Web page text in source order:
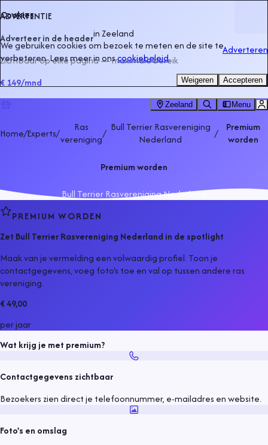
ADVERTENTIE
Adverteer in de headerinZeeland
Zichtbaar op elke pagina — maximale bereik
€ 149/mnd
Adverteren
Zeeland Menu
Home/Experts/
Ras
vereniging/ Bull Terrier Rasvereniging
Nederland
/
Premium
worden
Premium worden
Bull Terrier Rasvereniging Nederland
PREMIUM WORDEN
Zet Bull Terrier Rasvereniging Nederland in de spotlight
Maak van je vermelding een volwaardig profiel. Toon je
contactgegevens, voeg foto's toe en val op tussen andereras
vereniging.
€ 49,00
per jaar
Wat krijg je met premium?
Contactgegevens zichtbaar
Bezoekers zien direct je telefoonnummer, e-mailadres en website.
Foto's en omslag
Cookies
We gebruiken cookies om bezoek te meten en de site te
verbeteren. Lees meer in onscookiebeleid.
Weigeren Accepteren